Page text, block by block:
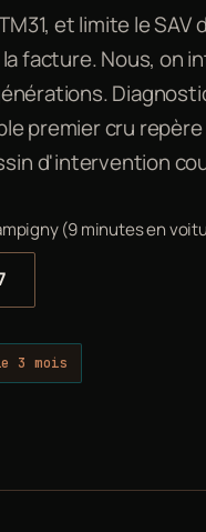
et limite le SAV
facture. Nous, on
premier cru
d'intervention
(9 minutes en
3 mois